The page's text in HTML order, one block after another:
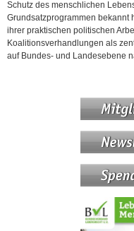
Schutz des menschlichen
Grundsatzprogrammen bekannt
ihrer praktischen politischen
Koalitionsverhandlungen als
auf Bundes- und Landesebene